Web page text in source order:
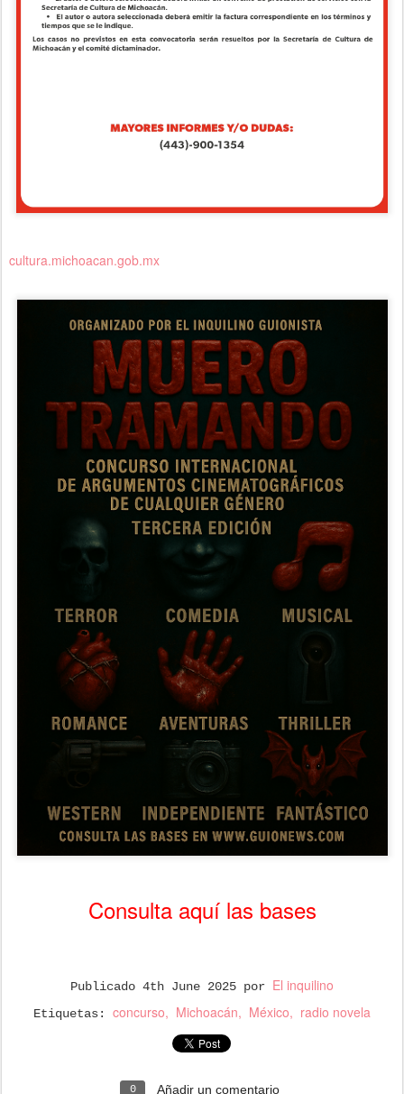
cultura.michoacan.gob.mx
Consulta aquí las bases
Publicado 4th June 2025 por El inquilino
Etiquetas: concurso Michoacán México radio novela
0 Añadir un comentario